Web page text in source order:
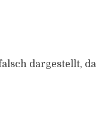
dargestellt, da